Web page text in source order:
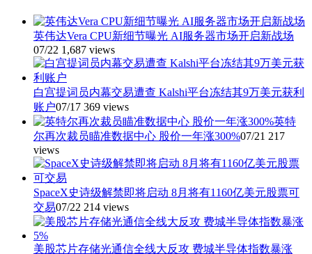
英伟达Vera CPU新细节曝光 AI服务器市场开启新战场
07/22 1,687 views
白宫提词员内幕交易遭查 Kalshi平台冻结其9万美元获利
账户07/17 369 views
英特
尔再次裁员瞄准数据中心 股价一年涨300%07/21 217
views
SpaceX史诗级解禁即将启动 8月将有1160亿美元股票可
交易07/22 214 views
美股芯片存储光通信全线大反攻 费城半导体指数暴涨